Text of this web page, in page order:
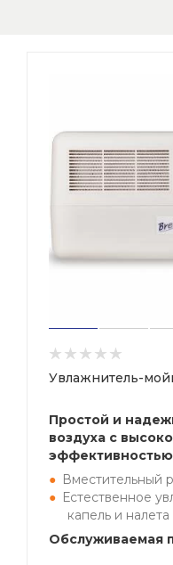
Увлажнитель-
Простой и
воздуха с
Вместительный
Естественное
капель и налета
Обслуживаемая